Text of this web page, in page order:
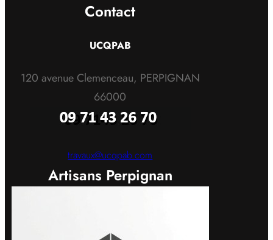
Contact
UCQPAB
120 avenue Clemenceau, PERPIGNAN
66000
travaux@ucqpab.com
Artisans Perpignan